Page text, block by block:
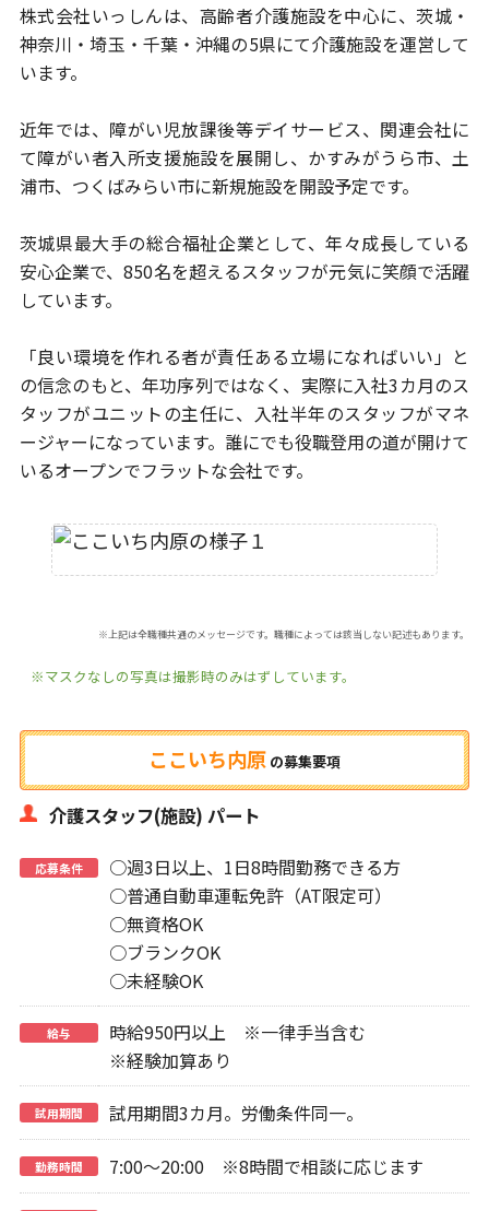
株式会社いっしんは、高齢者介護施設を中心に、茨城・
神奈川・埼玉・ 千葉・沖縄の5県にて介護施設を運営して
います。
近年では、障がい児放課後等デイサービス、関連会社に
て障がい者入所支援施設を展開し、かすみがうら市、土
浦市、つくばみらい市に新規施設を開設予定です。
茨城県最大手の総合福祉企業として、年々成長している
安心企業で、850名を超えるスタッフが元気に笑顔で活躍
しています。
「良い環境を作れる者が責任ある立場になればいい」と
の信念のもと、年功序列ではなく、実際に入社3カ月のス
タッフがユニットの主任に、
入社半年のスタッフがマネ
ージャーになっています。 誰にでも役職登用の道が開けて
いるオープンでフラットな会社です。
※上記は全職種共通のメッセージです。職種によっては該当しない記述もあります。
※マスクなしの写真は撮影時のみはずしています。
ここいち内原 の募集要項
介護スタッフ(施設) パート
応募条件
○週3日以上、1日8時間勤務できる方
○普通自動車運転免許（AT限定可）
○無資格OK
○ブランクOK
○未経験OK
給与
時給950円以上 ※一律手当含む
※経験加算あり
試用期間 試用期間3カ月。労働条件同一。
勤務時間 7:00～20:00 ※8時間で相談に応じます